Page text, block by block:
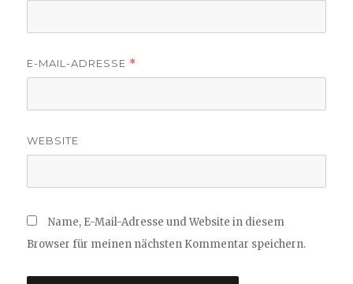
E-MAIL-ADRESSE *
WEBSITE
Name, E-Mail-Adresse und Website in diesem
Browser für meinen nächsten Kommentar speichern.